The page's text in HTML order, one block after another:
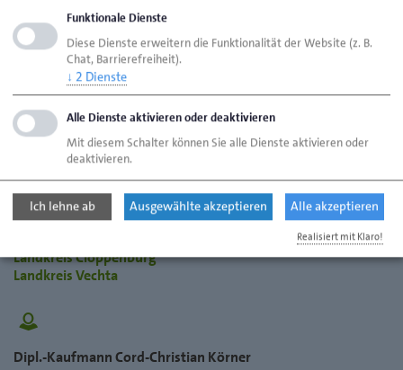
Kommunikation
Dipl.-Kauffrau Susann Ruppert
Geschäftsbereichsleiterin Wirtschaftsförderung
Telefon 0441 232-235
Telefax 0441 232-55-235
ruppert@hwk-oldenburg.de
Landkreis Cloppenburg
Landkreis Vechta
Dipl.-Kaufmann Cord-Christian Körner
Funktionale Dienste
Diese Dienste erweitern die Funktionalität der Website (z. B.
Chat, Barrierefreiheit).
↓ 2 Dienste
Alle Dienste aktivieren oder deaktivieren
Mit diesem Schalter können Sie alle Dienste aktivieren oder
deaktivieren.
Ich lehne ab Ausgewählte akzeptieren Alle akzeptieren
Realisiert mit Klaro!